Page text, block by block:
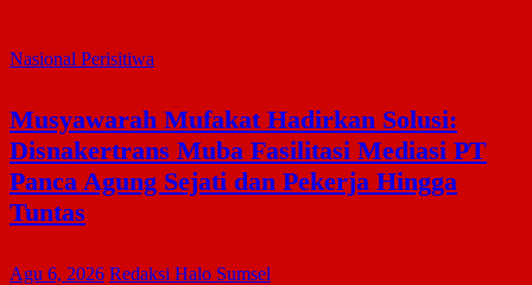
Nasional Perisitiwa
Musyawarah Mufakat Hadirkan Solusi:
Disnakertrans Muba Fasilitasi Mediasi PT
Panca Agung Sejati dan Pekerja Hingga
Tuntas
Agu 6, 2026 Redaksi Halo Sumsel